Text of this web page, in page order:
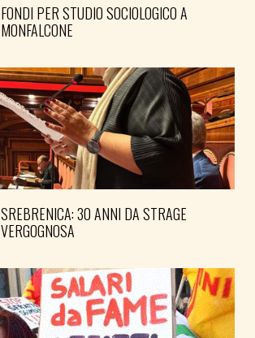
FONDI PER STUDIO SOCIOLOGICO A
MONFALCONE
SREBRENICA: 30 ANNI DA STRAGE
VERGOGNOSA